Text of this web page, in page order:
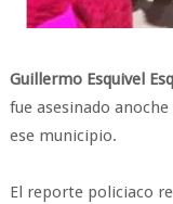
Guillermo Esquivel
fue asesinado
ese municipio.
El reporte policiaco